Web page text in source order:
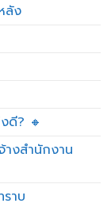
ลัง
ดี? 🔸
างสำนักงาน
าบ